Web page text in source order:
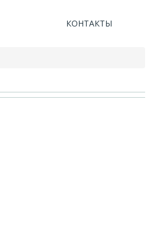
КОНТАКТЫ